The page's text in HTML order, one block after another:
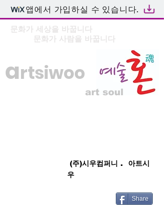
앱에서 가입하실 수 있습니다.
문화가 세상을 바꿉니다
문화가 사람을 바꿉니다
artsiwoo
art soul
(주)시우컴퍼니 . 아트시
우
Share